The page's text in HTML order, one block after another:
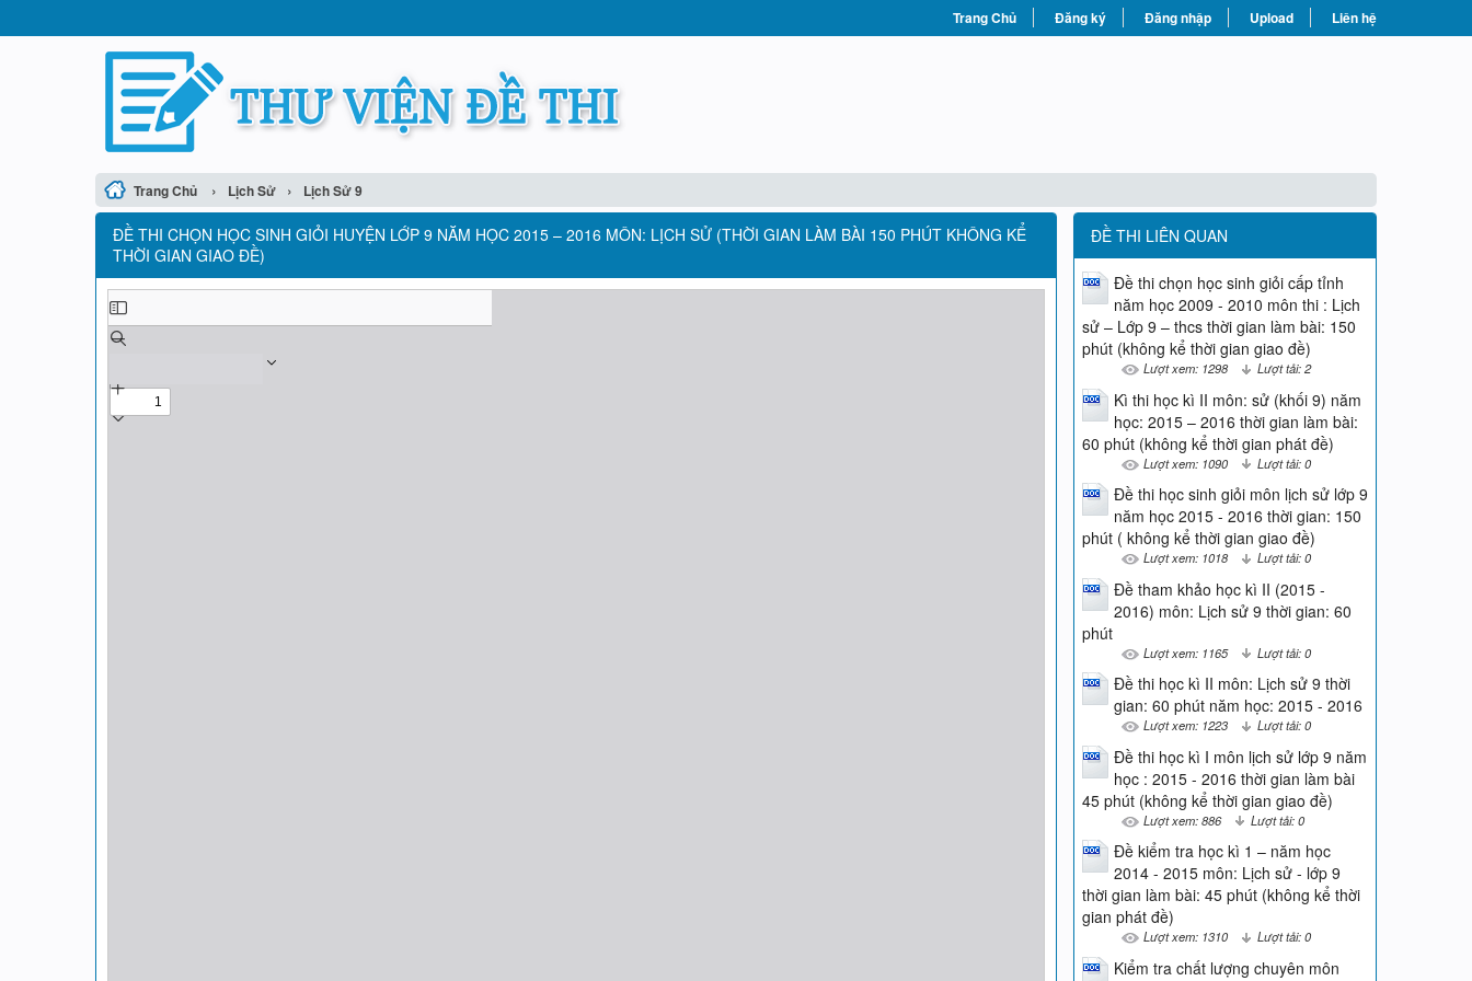
Trang Chủ Đăng ký Đăng nhập Upload Liên hệ
Trang Chủ › Lịch Sử › Lịch Sử 9
ĐỀ THI CHỌN HỌC SINH GIỎI HUYỆN LỚP 9 NĂM HỌC 2015 – 2016 MÔN: LỊCH SỬ (THỜI GIAN LÀM BÀI 150 PHÚT KHÔNG KỂ
THỜI GIAN GIAO ĐỀ)
ĐỀ THI LIÊN QUAN
Đề thi chọn học sinh giỏi cấp tỉnh
năm học 2009 - 2010 môn thi : Lịch
sử – Lớp 9 – thcs thời gian làm bài: 150
phút (không kể thời gian giao đề)
Lượt xem: 1298 Lượt tải: 2
Kì thi học kì II môn: sử (khối 9) năm
học: 2015 – 2016 thời gian làm bài:
60 phút (không kể thời gian phát đề)
Lượt xem: 1090 Lượt tải: 0
Đề thi học sinh giỏi môn lịch sử lớp 9
năm học 2015 - 2016 thời gian: 150
phút ( không kể thời gian giao đề)
Lượt xem: 1018 Lượt tải: 0
Đề tham khảo học kì II (2015 -
2016) môn: Lịch sử 9 thời gian: 60
phút
Lượt xem: 1165 Lượt tải: 0
Đề thi học kì II môn: Lịch sử 9 thời
gian: 60 phút năm học: 2015 - 2016
Lượt xem: 1223 Lượt tải: 0
Đề thi học kì I môn lịch sử lớp 9 năm
học : 2015 - 2016 thời gian làm bài
45 phút (không kể thời gian giao đề)
Lượt xem: 886 Lượt tải: 0
Đề kiểm tra học kì 1 – năm học
2014 - 2015 môn: Lịch sử - lớp 9
thời gian làm bài: 45 phút (không kể thời
gian phát đề)
Lượt xem: 1310 Lượt tải: 0
Kiểm tra chất lượng chuyên môn